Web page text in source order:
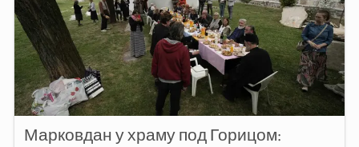
Марковдан у храму под Горицом: